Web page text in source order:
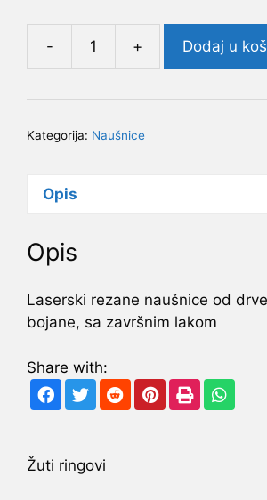
-
Naušnice
ringovi
+ Dodaj u
Kategorija: Naušnice
Opis
Opis
Laserski rezane naušnice od
bojane, sa završnim lakom
Share with:
Žuti ringovi